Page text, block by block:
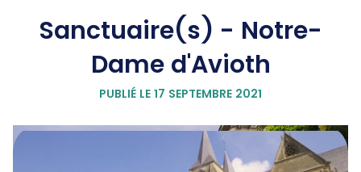
Sanctuaire(s) - Notre-
Dame d'Avioth
PUBLIÉ LE 17 SEPTEMBRE 2021